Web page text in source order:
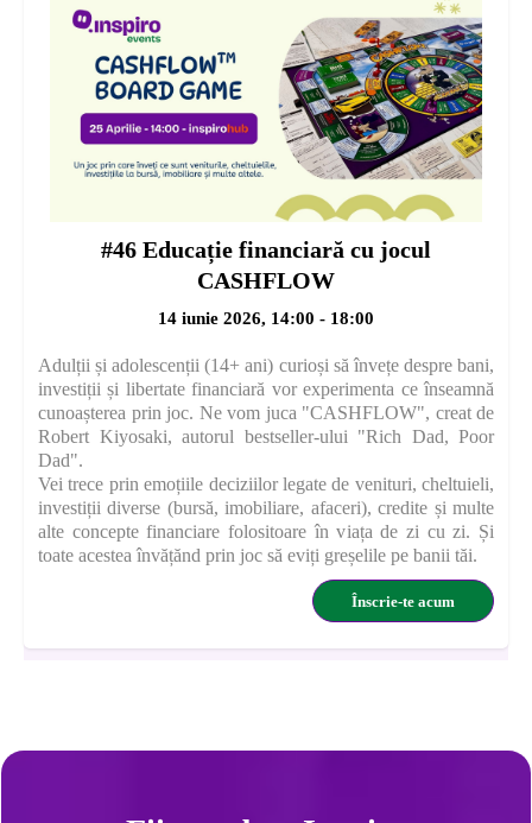
#46 Educație financiară cu jocul
CASHFLOW
14 iunie 2026, 14:00 - 18:00
Adulții și adolescenții (14+ ani) curioși să învețe despre bani,
investiții și libertate financiară vor experimenta ce înseamnă
cunoașterea prin joc. Ne vom juca "CASHFLOW", creat de
Robert Kiyosaki, autorul bestseller-ului "Rich Dad, Poor
Dad".
Vei trece prin emoțiile deciziilor legate de venituri, cheltuieli,
investiții diverse (bursă, imobiliare, afaceri), credite și multe
alte concepte financiare folositoare în viața de zi cu zi. Și
toate acestea învățănd prin joc să eviți greșelile pe banii tăi.
Înscrie-te acum